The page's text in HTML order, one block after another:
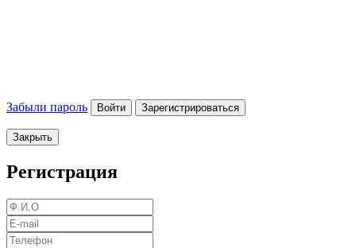
Забыли пароль Войти Зарегистрироваться
Закрыть
Регистрация